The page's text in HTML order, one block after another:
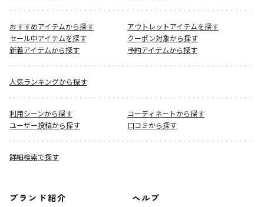
おすすめアイテムから探す
アウトレットアイテムを探す
セール中アイテムを探す
クーポン対象から探す
新着アイテムから探す
予約アイテムから探す
人気ランキングから探す
利用シーンから探す
コーディネートから探す
ユーザー投稿から探す
口コミから探す
詳細検索で探す
ブランド紹介 ヘルプ